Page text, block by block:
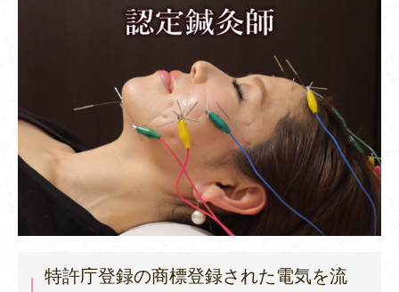
特許庁登録の商標登録された電気を流